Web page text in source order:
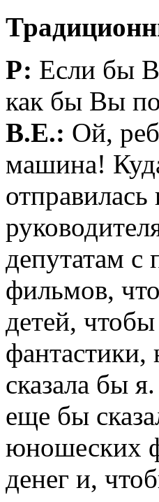
Р: Если бы
как бы Вы
В.Е.: Ой,
машина!
депутатам с
фильмов,
детей,
сказала бы
еще бы
юношеских
денег и,